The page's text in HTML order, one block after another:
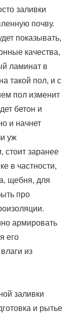
заливки
почву.
показывать,
качества,
ламинат в
такой пол, и с
пол изменит
бетон и
и начнет
уж
стоит заранее
в частности,
щебня, для
про
армировать
его
из
заливки
и рытье